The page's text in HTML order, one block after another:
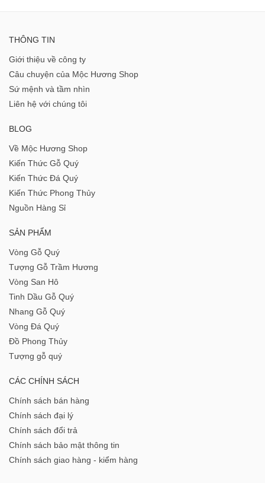
THÔNG TIN
Giới thiệu về công ty
Câu chuyện của Mộc Hương Shop
Sứ mệnh và tầm nhìn
Liên hệ với chúng tôi
BLOG
Về Mộc Hương Shop
Kiến Thức Gỗ Quý
Kiến Thức Đá Quý
Kiến Thức Phong Thủy
Nguồn Hàng Sỉ
SẢN PHẨM
Vòng Gỗ Quý
Tượng Gỗ Trầm Hương
Vòng San Hô
Tinh Dầu Gỗ Quý
Nhang Gỗ Quý
Vòng Đá Quý
Đồ Phong Thủy
Tượng gỗ quý
CÁC CHÍNH SÁCH
Chính sách bán hàng
Chính sách đại lý
Chính sách đổi trả
Chính sách bảo mật thông tin
Chính sách giao hàng - kiểm hàng